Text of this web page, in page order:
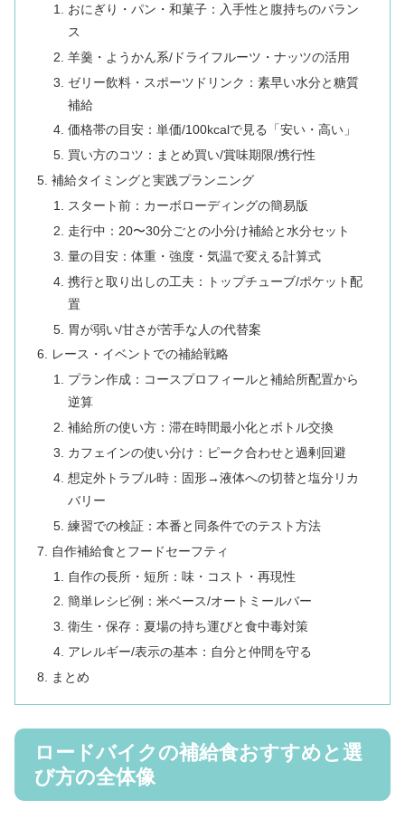
おにぎり・パン・和菓子：入手性と腹持ちのバラン
ス
羊羹・ようかん系/ドライフルーツ・ナッツの活用
ゼリー飲料・スポーツドリンク：素早い水分と糖質
補給
価格帯の目安：単価/100kcalで見る「安い・高い」
買い方のコツ：まとめ買い/賞味期限/携行性
補給タイミングと実践プランニング
スタート前：カーボローディングの簡易版
走行中：20〜30分ごとの小分け補給と水分セット
量の目安：体重・強度・気温で変える計算式
携行と取り出しの工夫：トップチューブ/ポケット配
置
胃が弱い/甘さが苦手な人の代替案
レース・イベントでの補給戦略
プラン作成：コースプロフィールと補給所配置から
逆算
補給所の使い方：滞在時間最小化とボトル交換
カフェインの使い分け：ピーク合わせと過剰回避
想定外トラブル時：固形→液体への切替と塩分リカ
バリー
練習での検証：本番と同条件でのテスト方法
自作補給食とフードセーフティ
自作の長所・短所：味・コスト・再現性
簡単レシピ例：米ベース/オートミールバー
衛生・保存：夏場の持ち運びと食中毒対策
アレルギー/表示の基本：自分と仲間を守る
まとめ
ロードバイクの補給食おすすめと選
び方の全体像